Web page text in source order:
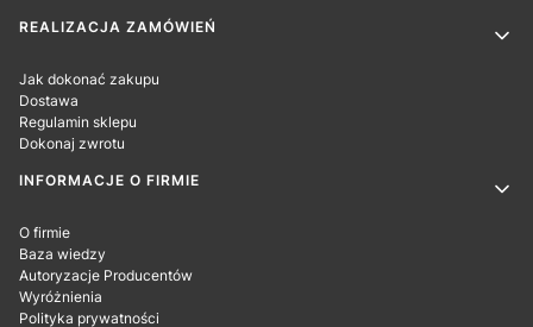
REALIZACJA ZAMÓWIEŃ
Jak dokonać zakupu
Dostawa
Regulamin sklepu
Dokonaj zwrotu
INFORMACJE O FIRMIE
O firmie
Baza wiedzy
Autoryzacje Producentów
Wyróżnienia
Polityka prywatności